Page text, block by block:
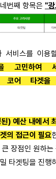
번째 항목은 "
서비스를 이용
고민하여
코어 타겟을
) 예산 내에서
의 접근이 필요
장점인 원하는
타겟팅을 진행